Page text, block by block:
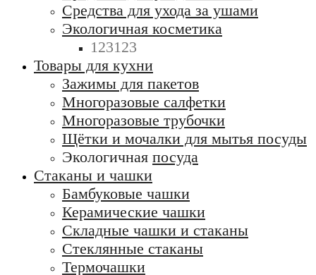
Средства для ухода за ушами
Экологичная косметика
123123
Товары для кухни
Зажимы для пакетов
Многоразовые салфетки
Многоразовые трубочки
Щётки и мочалки для мытья посуды
Экологичная посуда
Стаканы и чашки
Бамбуковые чашки
Керамические чашки
Складные чашки и стаканы
Стеклянные стаканы
Термочашки